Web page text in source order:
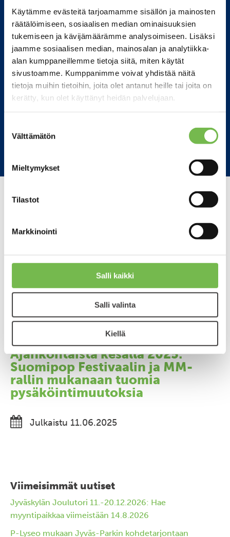
Käytämme evästeitä tarjoamamme sisällön ja mainosten
räätälöimiseen, sosiaalisen median ominaisuuksien
tukemiseen ja kävijämäärämme analysoimiseen. Lisäksi
jaamme sosiaalisen median, mainosalan ja analytiikka-
alan kumppaneillemme tietoja siitä, miten käytät
sivustoamme. Kumppanimme voivat yhdistää näitä
tietoja muihin tietoihin, joita olet antanut heille tai joita on
kerätty, kun olet käyttänyt heidän palvelujaan.
valinta
Välttämätön
Mieltymykset
Tilastot
Markkinointi
Salli kaikki
Salli valinta
Kiellä
Tapahtumien mukanaan tuomia
2026. Parking information
concerning some events in
Jyväskylä in summer 2026.
Julkaistu 05.06.2026
Ajankohtaista kesällä 2025:
Suomipop Festivaalin ja MM-
rallin mukanaan tuomia
pysäköintimuutoksia
Julkaistu 11.06.2025
Viimeisimmät uutiset
Jyväskylän Joulutori 11.-20.12.2026: Hae
myyntipaikkaa viimeistään 14.8.2026
P-Lyseo mukaan Jyväs-Parkin kohdetarjontaan